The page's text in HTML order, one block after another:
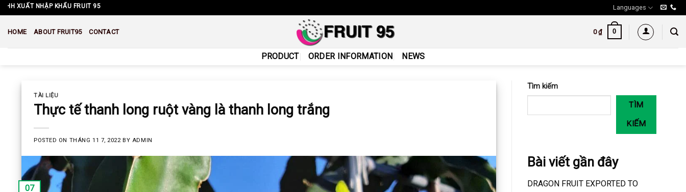
Skip
to
content
95 Languages
HOME ABOUT FRUIT95 CONTACT 0₫ 0
PRODUCT ORDER INFORMATION NEWS
TÀI LIỆU
Thực tế thanh long ruột vàng là thanh long trắng
POSTED ON THÁNG 11 7, 2022 BY ADMIN
07
Tìm kiếm
TÌM
KIẾM
Bài viết gần đây
DRAGON FRUIT EXPORTED TO